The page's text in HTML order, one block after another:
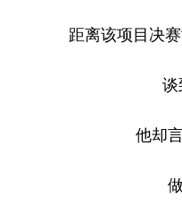
距离该项目决
谈
他却